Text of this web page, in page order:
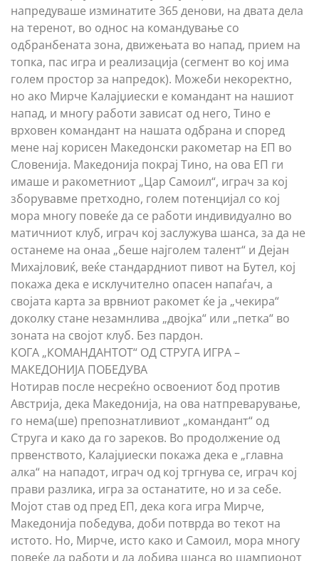
напредуваше изминатите 365 денови, на двата дела
на теренот, во однос на командување со
одбранбената зона, движењата во напад, прием на
топка, пас игра и реализација (сегмент во кој има
голем простор за напредок). Можеби некоректно,
но ако Мирче Калајџиески е командант на нашиот
напад, и многу работи зависат од него, Тино е
врховен командант на нашата одбрана и според
мене нај корисен Македонски ракометар на ЕП во
Словенија. Македонија покрај Тино, на ова ЕП ги
имаше и ракометниот „Цар Самоил“, играч за кој
зборувавме претходно, голем потенцијал со кој
мора многу повеќе да се работи индивидуално во
матичниот клуб, играч кој заслужува шанса, за да не
останеме на онаа „беше најголем талент“ и Дејан
Михајловиќ, веќе стандардниот пивот на Бутел, кој
покажа дека е исклучително опасен напаѓач, а
својата карта за врвниот ракомет ќе ја „чекира“
доколку стане незамнлива „двојка“ или „петка“ во
зоната на својот клуб. Без пардон.
КОГА „КОМАНДАНТОТ“ ОД СТРУГА ИГРА –
МАКЕДОНИЈА ПОБЕДУВА
Нотирав после несреќно освоениот бод против
Австрија, дека Македонија, на ова натпреварување,
го нема(ше) препознатливиот „командант“ од
Струга и како да го зареков. Во продолжение од
првенството, Калајџиески покажа дека е „главна
алка“ на нападот, играч од кој тргнува се, играч кој
прави разлика, игра за останатите, но и за себе.
Мојот став од пред ЕП, дека кога игра Мирче,
Македонија победува, доби потврда во текот на
истото. Но, Мирче, исто како и Самоил, мора многу
повеќе да работи и да добива шанса во шампионот